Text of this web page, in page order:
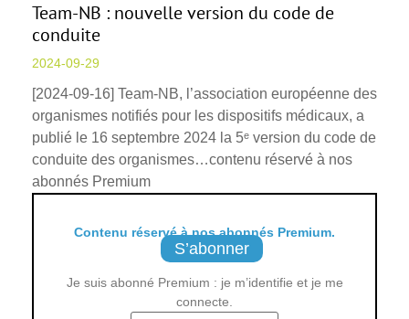
Team-NB : nouvelle version du code de
conduite
2024-09-29
[2024-09-16] Team-NB, l’association européenne des
organismes notifiés pour les dispositifs médicaux, a
publié le 16 septembre 2024 la 5ᵉ version du code de
conduite des organismes…contenu réservé à nos
abonnés Premium
Contenu réservé à nos abonnés Premium.
S’abonner
Je suis abonné Premium : je m’identifie et je me
connecte.